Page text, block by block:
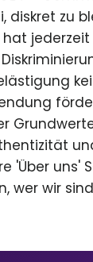
diskret zu
jederzeit
'Über uns'
wer wir